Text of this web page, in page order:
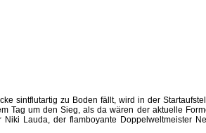
sintflutartig zu Boden fällt, wird in der
Tag um den Sieg, als da wären der aktuelle
Lauda, der flamboyante Doppelweltmeister